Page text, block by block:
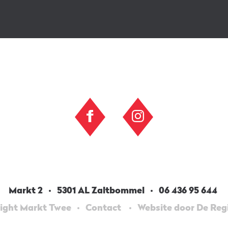
Markt 2 5301 AL Zaltbommel
06 436 95 644
Markt Twee
Contact Website door De